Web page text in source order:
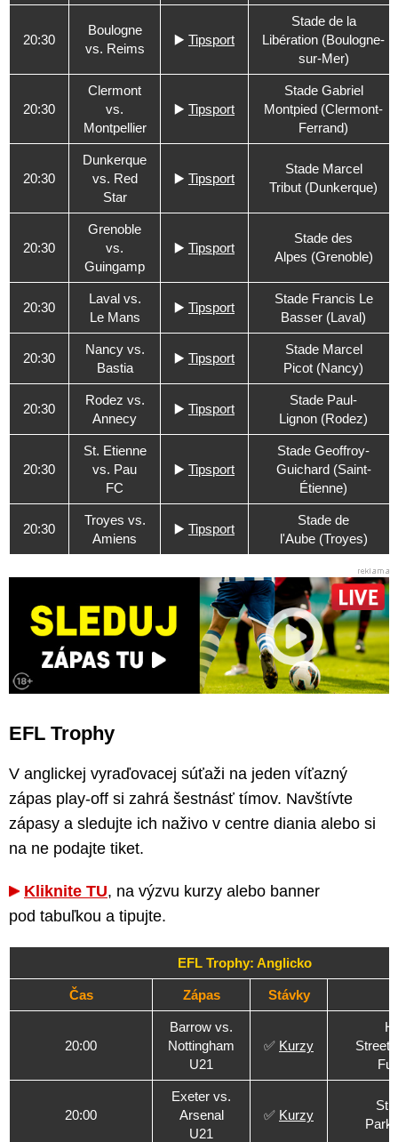
20:30
Boulogne
vs. Reims
▶️ Tipsport
Stade de la
Libération (Boulogne-
sur-Mer)
20:30
Clermont
vs.
Montpellier
▶️ Tipsport
Stade Gabriel
Montpied (Clermont-
Ferrand)
20:30
Dunkerque
vs. Red
Star
▶️ Tipsport
Stade Marcel
Tribut (Dunkerque)
20:30
Grenoble
vs.
Guingamp
▶️ Tipsport
Stade des
Alpes (Grenoble)
20:30
Laval vs.
Le Mans
▶️ Tipsport
Stade Francis Le
Basser (Laval)
20:30
Nancy vs.
Bastia
▶️ Tipsport
Stade Marcel
Picot (Nancy)
20:30
Rodez vs.
Annecy
▶️ Tipsport
Stade Paul-
Lignon (Rodez)
20:30
St. Etienne
vs. Pau
FC
▶️ Tipsport
Stade Geoffroy-
Guichard (Saint-
Étienne)
20:30
Troyes vs.
Amiens
▶️ Tipsport
Stade de
l'Aube (Troyes)
EFL Trophy
V anglickej vyraďovacej súťaži na jeden víťazný
zápas play-off si zahrá šestnásť tímov. Navštívte
zápasy a sledujte ich naživo v centre diania alebo si
na ne podajte tiket.
Kliknite TU, na výzvu kurzy alebo banner
pod tabuľkou a tipujte.
EFL Trophy: Anglicko
Čas Zápas Stávky
20:00
Barrow vs.
Nottingham
U21
✅ Kurzy
Street
20:00
Exeter vs.
Arsenal
U21
✅ Kurzy
St
Park